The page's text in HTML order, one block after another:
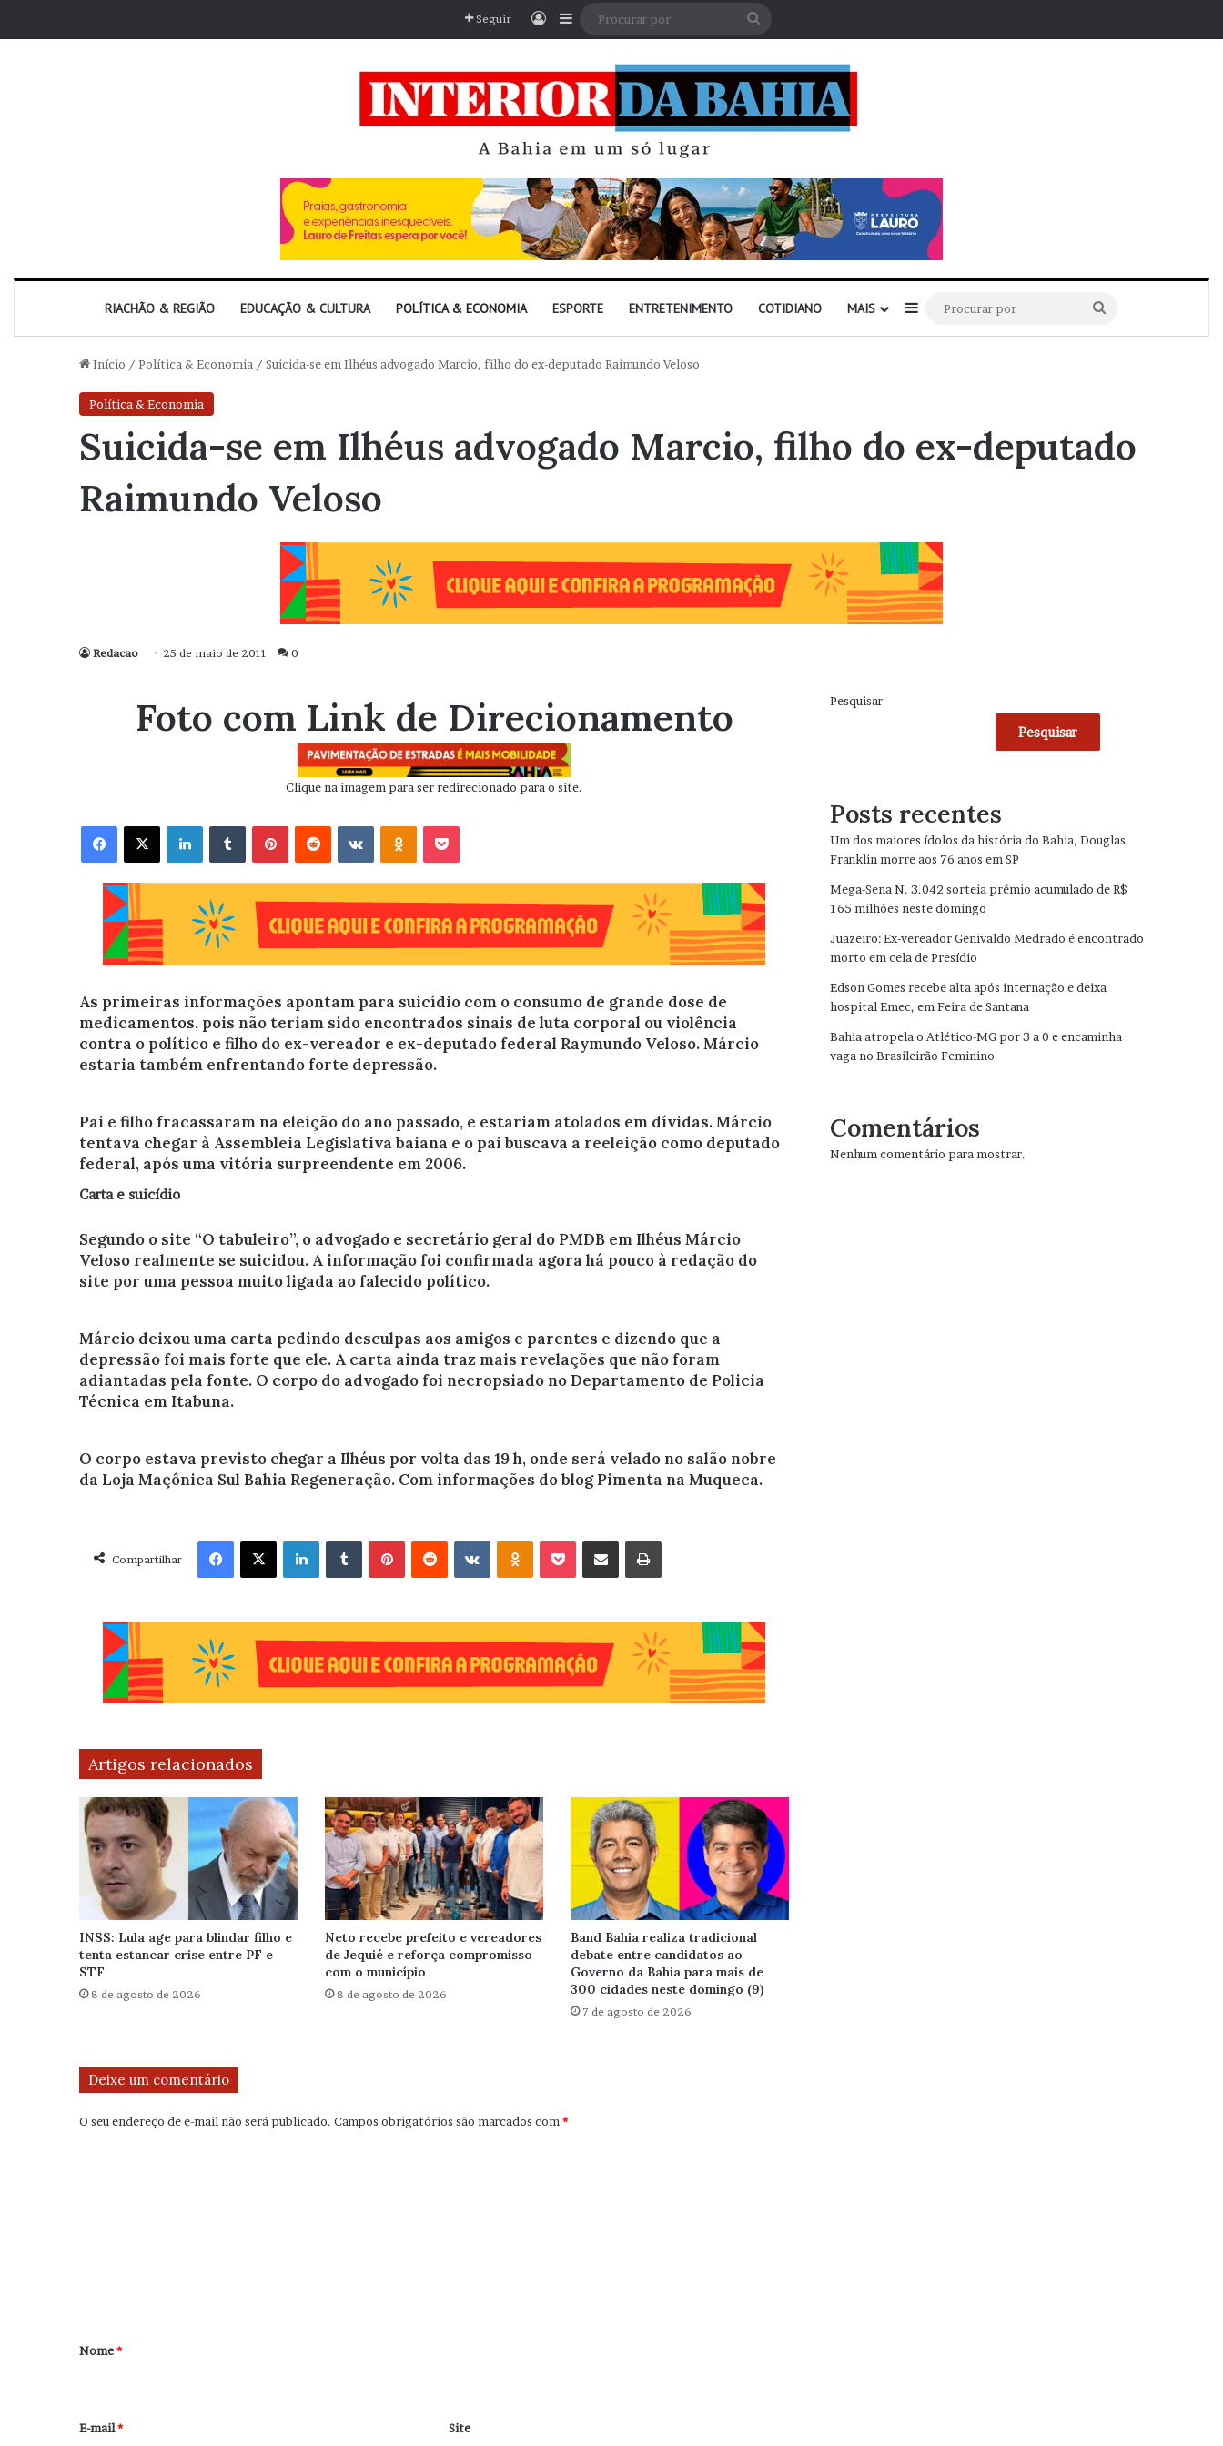
Seguir EntrarBarra Lateral
RIACHÃO & REGIÃO EDUCAÇÃO & CULTURA POLÍTICA & ECONOMIA ESPORTE ENTRETENIMENTO COTIDIANO MAIS Barra Lateral
por
Início / Política & Economia / Suicida-se em Ilhéus advogado Marcio, filho do ex-deputado Raimundo Veloso
Política & Economia
Suicida-se em Ilhéus advogado Marcio, filho do ex-deputado
Raimundo Veloso
Redacao 25 de maio de 2011 0
Foto com Link de Direcionamento
Clique na imagem para ser redirecionado para o site.
Facebook X Linkedin VK OK
As primeiras informações apontam para suicídio com o consumo de grande dose de
medicamentos, pois não teriam sido encontrados sinais de luta corporal ou violência
contra o político e filho do ex-vereador e ex-deputado federal Raymundo Veloso. Márcio
estaria também enfrentando forte depressão.
Pai e filho fracassaram na eleição do ano passado, e estariam atolados em dívidas. Márcio
tentava chegar à Assembleia Legislativa baiana e o pai buscava a reeleição como deputado
federal, após uma vitória surpreendente em 2006.
Carta e suicídio
Segundo o site “O tabuleiro”, o advogado e secretário geral do PMDB em Ilhéus Márcio
Veloso realmente se suicidou. A informação foi confirmada agora há pouco à redação do
site por uma pessoa muito ligada ao falecido político.
Márcio deixou uma carta pedindo desculpas aos amigos e parentes e dizendo que a
depressão foi mais forte que ele. A carta ainda traz mais revelações que não foram
adiantadas pela fonte. O corpo do advogado foi necropsiado no Departamento de Policia
Técnica em Itabuna.
O corpo estava previsto chegar a Ilhéus por volta das 19 h, onde será velado no salão nobre
da Loja Maçônica Sul Bahia Regeneração. Com informações do blog Pimenta na Muqueca.
Compartilhar
Facebook X Linkedin VK OK
Artigos relacionados
INSS: Lula age para blindar filho e
tenta estancar crise entre PF e
STF
8 de agosto de 2026
Neto recebe prefeito e vereadores
de Jequié e reforça compromisso
com o município
8 de agosto de 2026
Band Bahia realiza tradicional
debate entre candidatos ao
Governo da Bahia para mais de
300 cidades neste domingo (9)
7 de agosto de 2026
Deixe um comentário
O seu endereço de e-mail não será publicado. Campos obrigatórios são marcados com*
r
*
Nome*
E-mail* Site
Pesquisar
Pesquisar
Posts recentes
Um dos maiores ídolos da história do Bahia, Douglas
Franklin morre aos 76 anos em SP
Mega-Sena N. 3.042 sorteia prêmio acumulado de R$
165 milhões neste domingo
Juazeiro: Ex-vereador Genivaldo Medrado é encontrado
morto em cela de Presídio
Edson Gomes recebe alta após internação e deixa
hospital Emec, em Feira de Santana
Bahia atropela o Atlético-MG por 3 a 0 e encaminha
vaga no Brasileirão Feminino
Comentários
Nenhum comentário para mostrar.